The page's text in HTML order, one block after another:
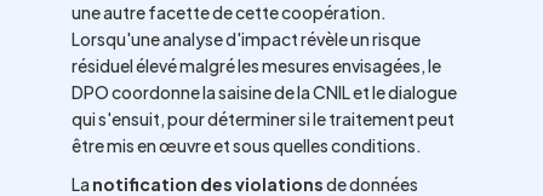
une autre facette de cette coopération.
Lorsqu'une analyse d'impact révèle un risque
résiduel élevé malgré les mesures envisagées, le
DPO coordonne la saisine de la CNIL et le dialogue
qui s'ensuit, pour déterminer si le traitement peut
être mis en œuvre et sous quelles conditions.
La notification des violationsde données